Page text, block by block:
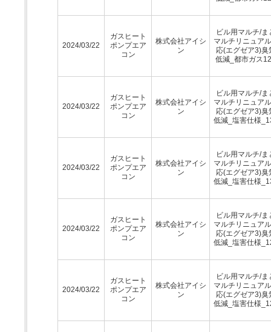
2024/03/22
ガスヒート
ポンプエア
コン
株式会社アイシ
ン
ビル用マルチ/ま
マルチリニュア
応(エグゼア3)臭
低減_都市ガス
2024/03/22
ガスヒート
ポンプエア
コン
株式会社アイシ
ン
ビル用マルチ/ま
マルチリニュア
応(エグゼア3)臭
低減_塩害仕様
2024/03/22
ガスヒート
ポンプエア
コン
株式会社アイシ
ン
ビル用マルチ/ま
マルチリニュア
応(エグゼア3)臭
低減_塩害仕様
2024/03/22
ガスヒート
ポンプエア
コン
株式会社アイシ
ン
ビル用マルチ/ま
マルチリニュア
応(エグゼア3)臭
低減_塩害仕様
2024/03/22
ガスヒート
ポンプエア
コン
株式会社アイシ
ン
ビル用マルチ/ま
マルチリニュア
応(エグゼア3)臭
低減_塩害仕様